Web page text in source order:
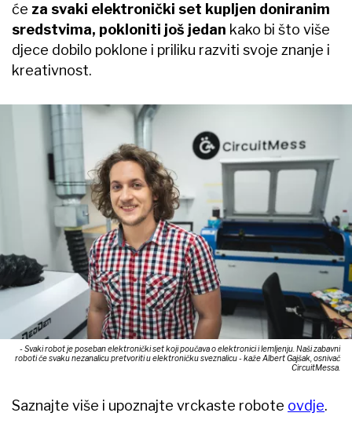
će za svaki elektronički set kupljen doniranim
sredstvima, pokloniti još jedan kako bi što više
djece dobilo poklone i priliku razviti svoje znanje i
kreativnost.
- Svaki robot je poseban elektronički set koji poučava o elektronici i lemljenju. Naši zabavni
roboti će svaku nezanalicu pretvoriti u elektroničku sveznalicu - kaže Albert Gajšak, osnivač
CircuitMessa.
Saznajte više i upoznajte vrckaste robote ovdje.